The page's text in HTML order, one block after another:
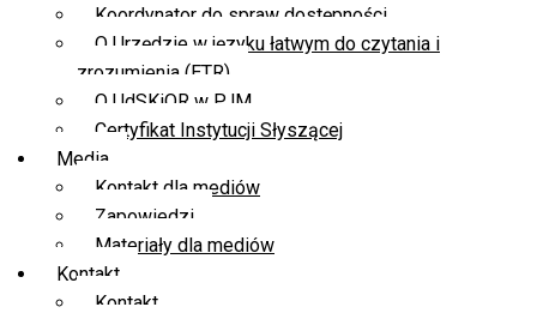
Koordynator do spraw dostępności
O Urzędzie w języku łatwym do czytania i
zrozumienia (ETR)
O UdSKiOR w PJM
Certyfikat Instytucji Słyszącej
Media
Kontakt dla mediów
Zapowiedzi
Materiały dla mediów
Kontakt
Kontakt